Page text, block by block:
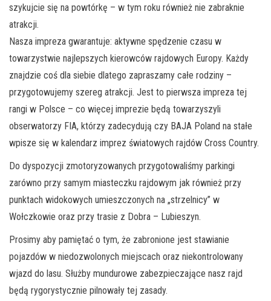
szykujcie się na powtórkę – w tym roku również nie zabraknie
atrakcji.
Nasza impreza gwarantuje: aktywne spędzenie czasu w
towarzystwie najlepszych kierowców rajdowych Europy. Każdy
znajdzie coś dla siebie dlatego zapraszamy całe rodziny –
przygotowujemy szereg atrakcji. Jest to pierwsza impreza tej
rangi w Polsce – co więcej imprezie będą towarzyszyli
obserwatorzy FIA, którzy zadecydują czy BAJA Poland na stałe
wpisze się w kalendarz imprez światowych rajdów Cross Country.
Do dyspozycji zmotoryzowanych przygotowaliśmy parkingi
zarówno przy samym miasteczku rajdowym jak również przy
punktach widokowych umieszczonych na „strzelnicy” w
Wołczkowie oraz przy trasie z Dobra – Lubieszyn.
Prosimy aby pamiętać o tym, że zabronione jest stawianie
pojazdów w niedozwolonych miejscach oraz niekontrolowany
wjazd do lasu. Służby mundurowe zabezpieczające nasz rajd
będą rygorystycznie pilnowały tej zasady.